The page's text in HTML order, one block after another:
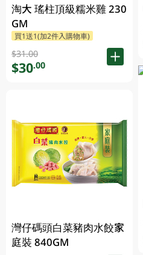
淘大 瑤柱頂級糯米雞 230
GM
買1送1(加2件入購物車)
$31.00
$30.00
灣仔碼頭白菜豬肉水餃家
庭裝 840GM